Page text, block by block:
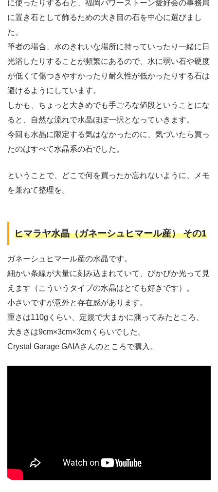
に使ったりする石と、福岡パワーストーン愛好会の事務局
に置き石として飾るための大き目の石を中心に選びまし
た。
筆者の場合、水のきれいな場所に持っていったり一緒に日
光浴したりすることが頻繁にあるので、水に弱い石や硬度
が低くて傷つきやすかったり耐久性が低かったりする石は
避けるようにしています。
しかも、ちょっと大きめでも手ごろな値段ということにな
ると、自然な流れで水晶ほぼ一択となっていきます。
今回も水晶に限定する気はなかったのに、気づいたら買っ
たのはすべて水晶系の石でした。
ということで、どこで何を買ったか忘れないように、メモ
を兼ねて整理を。
ヒマラヤ水晶（ガネーシュヒマール産） その1
ガネーシュヒマール産の水晶です。
細かい条線が大量に刻み込まれていて、ぴかぴか光って見
えます（こういうタイプの水晶はとても好きです）。
小さいですが意外と存在感があります。
重さは110gくらい、定規で大まかに測ってみたところ、
大きさは9cm×3cm×3cmくらいでした。
Crystal Garage GAIAさんのところで購入。